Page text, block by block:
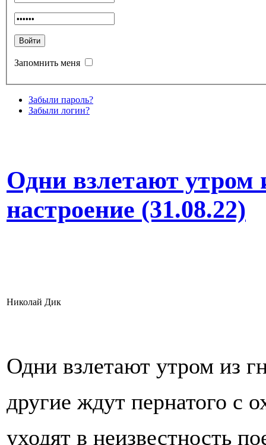
Запомнить меня
Забыли пароль?
Забыли логин?
Одни взлетают утром
настроение (31.08.22)
Николай Дик
Одни взлетают утром из
другие ждут пернатого с
уходят в неизвестность